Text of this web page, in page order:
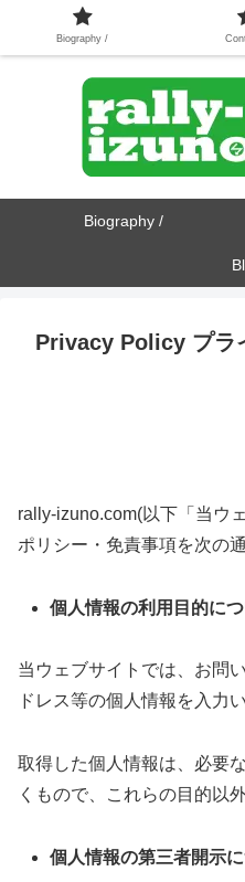
Biography /
Privacy Policy プラ
rally-izuno.com(以下「当ウ
ポリシー・免責事項を次の
個人情報の利用目的に
当ウェブサイトでは、お問
ドレス等の個人情報を入力
取得した個人情報は、必要
くもので、これらの目的以
個人情報の第三者開示
Biography /